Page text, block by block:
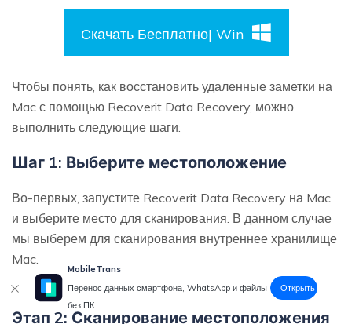
Скачать Бесплатно| Win
Чтобы понять, как восстановить удаленные заметки на
Mac с помощью Recoverit Data Recovery, можно
выполнить следующие шаги:
Шаг 1: Выберите местоположение
Во-первых, запустите Recoverit Data Recovery на Mac
и выберите место для сканирования. В данном случае
мы выберем для сканирования внутреннее хранилище
Mac.
Этап 2: Сканирование местоположения
MobileTrans
Перенос данных смартфона, WhatsApp и файлы
без ПК
Открыть